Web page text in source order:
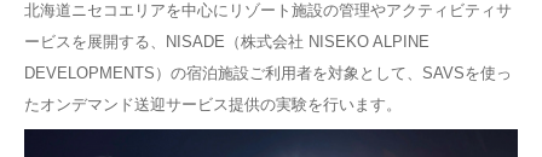
北海道ニセコエリアを中心にリゾート施設の管理やアクティビティサ
ービスを展開する、NISADE（株式会社 NISEKO ALPINE
DEVELOPMENTS）の宿泊施設ご利用者を対象として、SAVSを使っ
たオンデマンド送迎サービス提供の実験を行います。
ABOUT